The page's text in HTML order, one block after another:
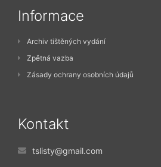
Informace
Archiv tištěných vydání
Zpětná vazba
Zásady ochrany osobních údajů
Kontakt
tslisty@gmail.com